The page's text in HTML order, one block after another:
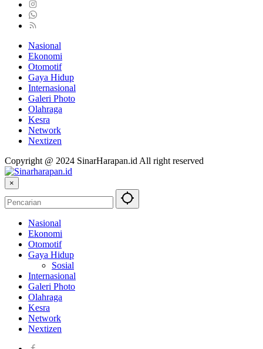
Nasional
Ekonomi
Otomotif
Gaya Hidup
Internasional
Galeri Photo
Olahraga
Kesra
Network
Nextizen
Copyright @ 2024 SinarHarapan.id All right reserved
×
Nasional
Ekonomi
Otomotif
Gaya Hidup
Sosial
Internasional
Galeri Photo
Olahraga
Kesra
Network
Nextizen